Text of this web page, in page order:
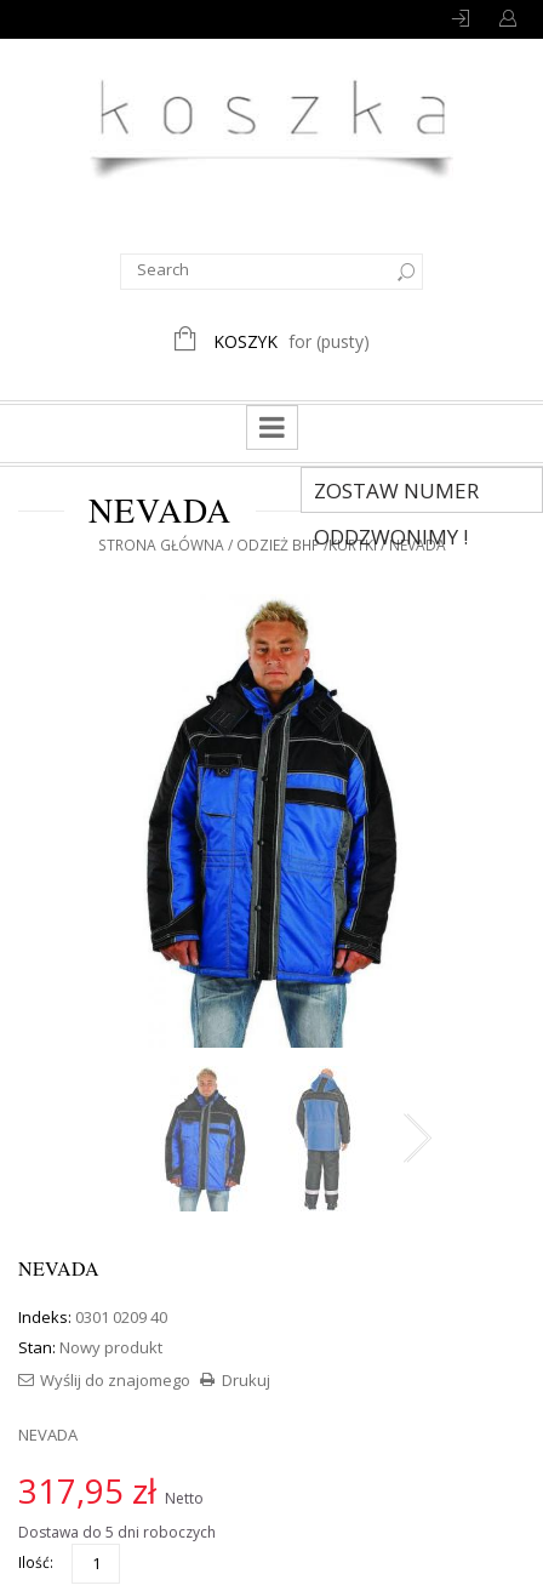
KOSZYK for (pusty)
ZOSTAW NUMER
ODDZWONIMY !
NEVADA
STRONA GŁÓWNA ODZIEŻ BHP KURTKI NEVADA
NEVADA
Indeks: 0301 0209 40
Stan: Nowy produkt
Drukuj
Wyślij do znajomego
NEVADA
317,95 zł Netto
Dostawa do 5 dni roboczych
Ilość: